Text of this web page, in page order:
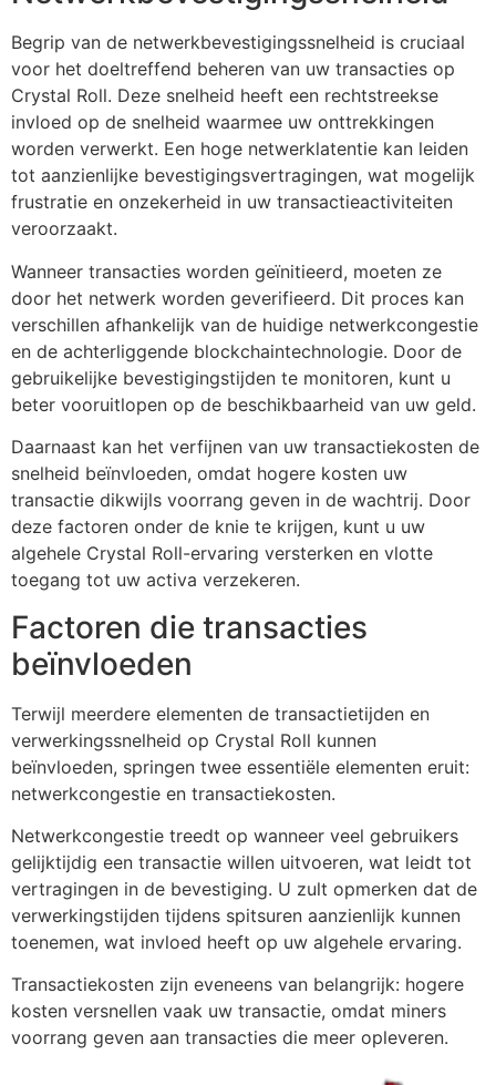
Begrip van de netwerkbevestigingssnelheid is cruciaal
voor het doeltreffend beheren van uw transacties op
Crystal Roll. Deze snelheid heeft een rechtstreekse
invloed op de snelheid waarmee uw onttrekkingen
worden verwerkt. Een hoge netwerklatentie kan leiden
tot aanzienlijke bevestigingsvertragingen, wat mogelijk
frustratie en onzekerheid in uw transactieactiviteiten
veroorzaakt.
Wanneer transacties worden geïnitieerd, moeten ze
door het netwerk worden geverifieerd. Dit proces kan
verschillen afhankelijk van de huidige netwerkcongestie
en de achterliggende blockchaintechnologie. Door de
gebruikelijke bevestigingstijden te monitoren, kunt u
beter vooruitlopen op de beschikbaarheid van uw geld.
Daarnaast kan het verfijnen van uw transactiekosten de
snelheid beïnvloeden, omdat hogere kosten uw
transactie dikwijls voorrang geven in de wachtrij. Door
deze factoren onder de knie te krijgen, kunt u uw
algehele Crystal Roll-ervaring versterken en vlotte
toegang tot uw activa verzekeren.
Factoren die transacties
beïnvloeden
Terwijl meerdere elementen de transactietijden en
verwerkingssnelheid op Crystal Roll kunnen
beïnvloeden, springen twee essentiële elementen eruit:
netwerkcongestie en transactiekosten.
Netwerkcongestie treedt op wanneer veel gebruikers
gelijktijdig een transactie willen uitvoeren, wat leidt tot
vertragingen in de bevestiging. U zult opmerken dat de
verwerkingstijden tijdens spitsuren aanzienlijk kunnen
toenemen, wat invloed heeft op uw algehele ervaring.
Transactiekosten zijn eveneens van belangrijk: hogere
kosten versnellen vaak uw transactie, omdat miners
voorrang geven aan transacties die meer opleveren.